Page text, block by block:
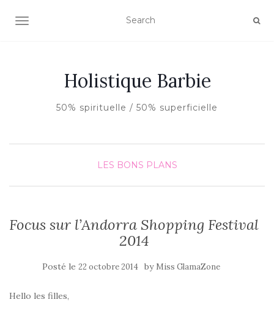
AFFICHER/MASQUER LA NAVIGATION
Holistique Barbie
50% spirituelle / 50% superficielle
LES BONS PLANS
Focus sur l’Andorra Shopping Festival
2014
Posté le 22 octobre 2014 by Miss GlamaZone
Hello les filles,